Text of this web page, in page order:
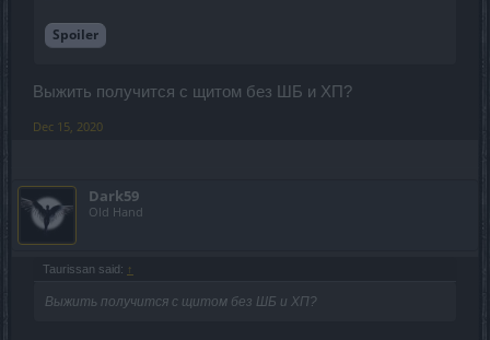
Spoiler
Выжить получится с щитом без ШБ и ХП?
Dec 15, 2020
Dark59
Old Hand
Taurissan said: ↑
Выжить получится с щитом без ШБ и ХП?